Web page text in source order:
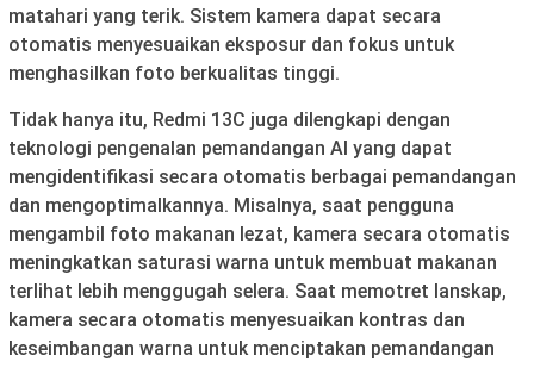
matahari yang terik. Sistem kamera dapat secara
otomatis menyesuaikan eksposur dan fokus untuk
menghasilkan foto berkualitas tinggi.
Tidak hanya itu, Redmi 13C juga dilengkapi dengan
teknologi pengenalan pemandangan AI yang dapat
mengidentifikasi secara otomatis berbagai pemandangan
dan mengoptimalkannya. Misalnya, saat pengguna
mengambil foto makanan lezat, kamera secara otomatis
meningkatkan saturasi warna untuk membuat makanan
terlihat lebih menggugah selera. Saat memotret lanskap,
kamera secara otomatis menyesuaikan kontras dan
keseimbangan warna untuk menciptakan pemandangan